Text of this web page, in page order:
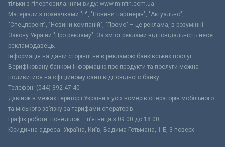
тільки з гіперпосиланням виду: www.minfin.com.ua
Матеріали з позначками "Р", "Новини партнерів", "Актуально",
"Спецпроект", "Новини компаній", "Промо" – це реклама, в розумінні
Закону України "Про рекламу". За зміст реклами відповідальність несе
рекламодавець.
Інформація на даній сторінці не є рекламою банківських послуг.
Верифіковану банком інформацію про продукти та послуги можна
подивитися на офіційному сайті відповідного банку.
Телефон: (044) 392-47-40
Дзвінок в межах території України з усіх номерів операторів мобільного
та міського зв’язку за тарифами операторів
Графік роботи: понеділок – п’ятниця з 09:00 до 18:00
Юридична адреса: Україна, Київ, Вадима Гетьмана, 1-Б, 3 поверх